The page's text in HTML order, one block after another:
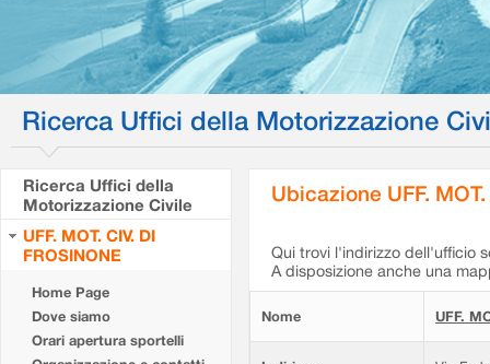
Ricerca Uffici della Motorizzazione
Ricerca Uffici della
Motorizzazione Civile
UFF. MOT. CIV. DI
FROSINONE
Home Page
Dove siamo
Orari apertura sportelli
Ubicazione UFF.
Qui trovi l'indirizzo dell'ufficio
A disposizione anche una
Nome UFF.